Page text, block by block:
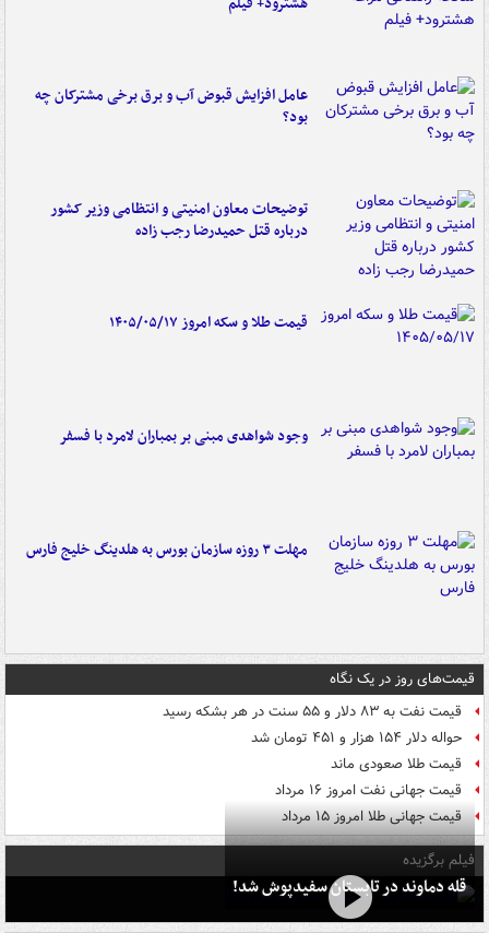
عامل افزایش قبوض آب و برق برخی مشترکان چه
بود؟
توضیحات معاون امنیتی و انتظامی وزیر کشور
درباره قتل حمیدرضا رجب زاده
قیمت طلا و سکه امروز ۱۴۰۵/۰۵/۱۷
وجود شواهدی مبنی بر بمباران لامرد با فسفر
مهلت ۳ روزه سازمان بورس به هلدینگ خلیج فارس
قیمت‌های روز در یک نگاه
قیمت نفت به ۸۳ دلار و ۵۵ سنت در هر بشکه رسید
حواله دلار ۱۵۴ هزار و ۴۵۱ تومان شد
قیمت طلا صعودی ماند
قیمت جهانی نفت امروز ۱۶ مرداد
قیمت جهانی طلا امروز ۱۵ مرداد
فیلم برگزیده
قله دماوند در تابستان سفیدپوش شد!